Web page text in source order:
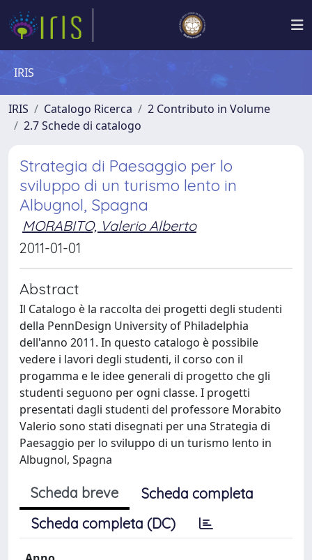
IRIS
IRIS Catalogo Ricerca
2 Contributo in Volume
2.7 Schede di catalogo
Strategia di Paesaggio per lo
sviluppo di un turismo lento in
Albugnol, Spagna
MORABITO, Valerio Alberto
2011-01-01
Abstract
Il Catalogo è la raccolta dei progetti degli studenti
della PennDesign University of Philadelphia
dell'anno 2011. In questo catalogo è possibile
vedere i lavori degli studenti, il corso con il
progamma e le idee generali di progetto che gli
studenti seguono per ogni classe. I progetti
presentati dagli studenti del professore Morabito
Valerio sono stati disegnati per una Strategia di
Paesaggio per lo sviluppo di un turismo lento in
Albugnol, Spagna
Scheda breve
Scheda completa
Scheda completa (DC)